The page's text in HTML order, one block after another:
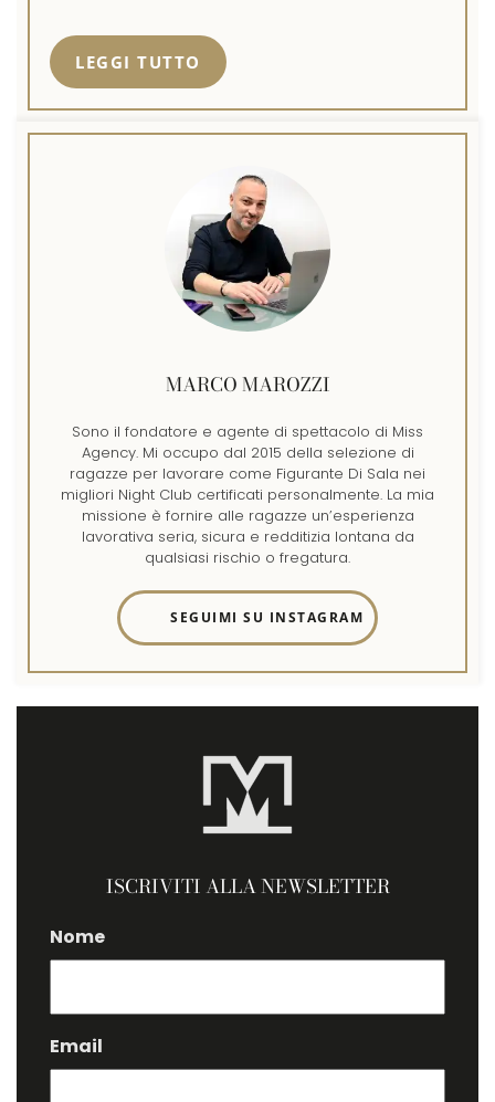
LEGGI TUTTO
MARCO MAROZZI
Sono il fondatore e agente di spettacolo di Miss
Agency. Mi occupo dal 2015 della selezione di
ragazze per lavorare come Figurante Di Sala nei
migliori Night Club certificati personalmente. La mia
missione è fornire alle ragazze un’esperienza
lavorativa seria, sicura e redditizia lontana da
qualsiasi rischio o fregatura.
SEGUIMI SU INSTAGRAM
ISCRIVITI ALLA NEWSLETTER
Nome
Email